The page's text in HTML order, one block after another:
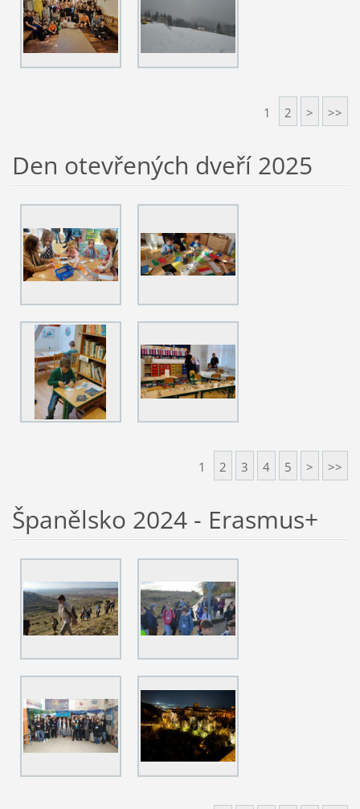
1 2 > >>
Den otevřených dveří 2025
1 2 3 4 5 > >>
Španělsko 2024 - Erasmus+